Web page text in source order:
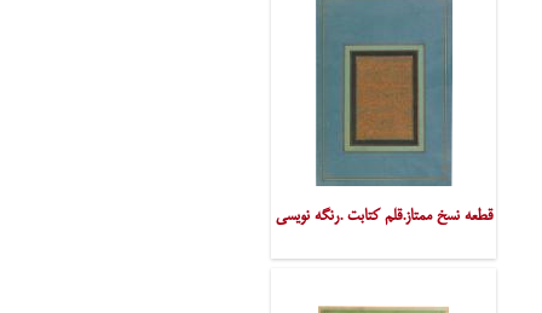
قطعه نسخ ممتاز.قلم کتابت .رنگه نویسی